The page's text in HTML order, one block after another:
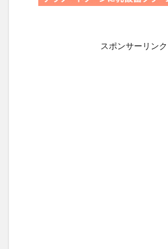
スポンサーリンク